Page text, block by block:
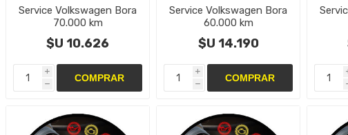
Service Volkswagen Bora
70.000 km
$U 10.626
i
h
Service Volkswagen Bora
60.000 km
$U 14.190
i
h